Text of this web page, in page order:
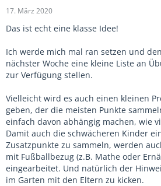
17. März 2020
Das ist echt eine klasse Idee!
Ich werde mich mal ran setzen und
nächster Woche eine kleine Liste an
zur Verfügung stellen.
Vielleicht wird es auch einen kleinen
geben, der die meisten Punkte
einfach davon abhängig machen, wie
Damit auch die schwächeren Kinder
Zusatzpunkte zu sammeln, werden
mit Fußballbezug (z.B. Mathe oder
eingearbeitet. Und natürlich der
im Garten mit den Eltern zu kicken.